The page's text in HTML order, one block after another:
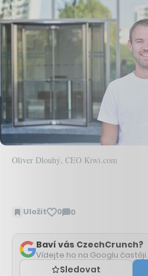
Oliver Dlouhý, CEO Kiwi.com
Uložit 0 0
Zobrazit
Baví vás CzechCrunch?
Vídejte ho na Googlu častěji.
Sledovat